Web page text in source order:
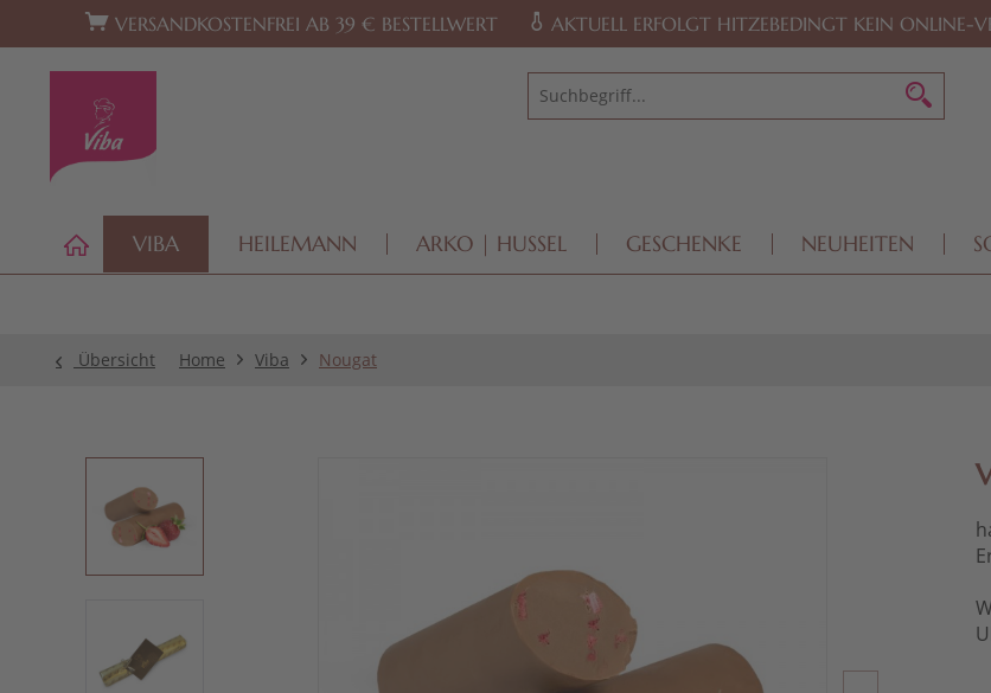
Zur Hauptnavigation springen Zum Footer springen
VERSANDKOSTENFREI AB 39 € BESTELLWERT AKTUELL ERFOLGT HITZEBEDINGT KEIN ONLINE-
VIBA HEILEMANN ARKO | HUSSEL GESCHENKE NEUHEITEN
Übersicht Home Viba Nougat